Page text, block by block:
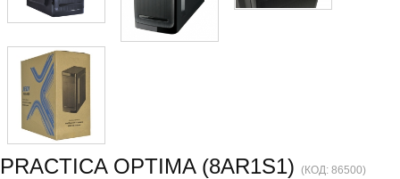
PRACTICA OPTIMA (8AR1S1) (КОД: 86500)